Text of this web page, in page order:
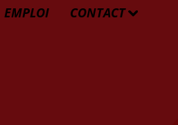
EMPLOI CONTACT